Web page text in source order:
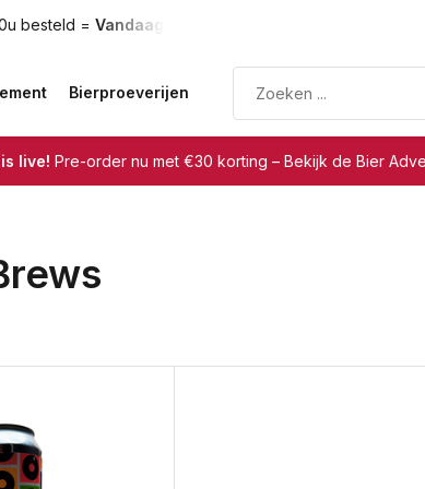
besteld = Vandaag verzonden
Bierproeverijen
live! Pre-order nu met €30 korting – Bekijk de Bier